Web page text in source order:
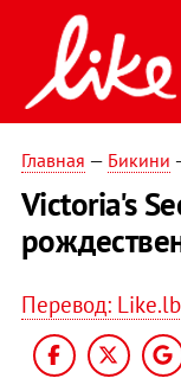
Главная — Бикини
Victoria's
Перевод: